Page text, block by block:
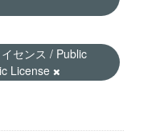
センス / Public
License